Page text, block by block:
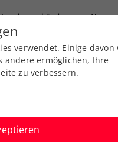
Landesverbände News
Services Über uns
verwendet. Einige davon
andere ermöglichen, Ihre
zu verbessern.